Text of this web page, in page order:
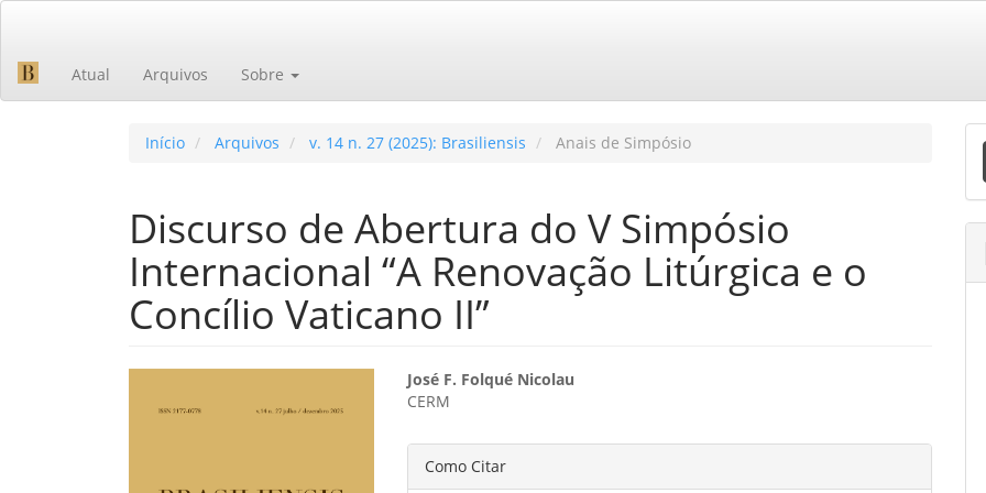
principal
Barra
Atual Arquivos Sobre
Início Arquivos v. 14 n. 27 (2025): Brasiliensis Anais de Simpósio
Discurso de Abertura do V Simpósio
Internacional “A Renovação Litúrgica e o
Concílio Vaticano II”
lateral
Conteúdo
do
artigo
José F. Folqué Nicolau
CERM
Detalhes
Como Citar